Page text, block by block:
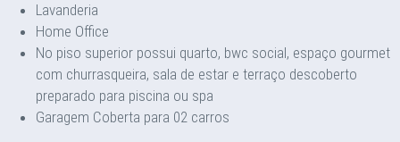
Lavanderia
Home Office
No piso superior possui quarto, bwc social, espaço gourmet
com churrasqueira, sala de estar e terraço descoberto
preparado para piscina ou spa
Garagem Coberta para 02 carros